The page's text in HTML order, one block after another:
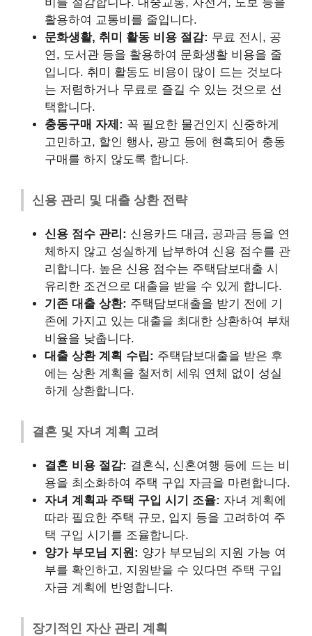
활용하여 교통비를 줄입니다.
문화생활, 취미 활동 비용 절감: 무료 전시, 공
연, 도서관 등을 활용하여 문화생활 비용을 줄
입니다. 취미 활동도 비용이 많이 드는 것보다
는 저렴하거나 무료로 즐길 수 있는 것으로 선
택합니다.
충동구매 자제: 꼭 필요한 물건인지 신중하게
고민하고, 할인 행사, 광고 등에 현혹되어 충동
구매를 하지 않도록 합니다.
신용 관리 및 대출 상환 전략
신용 점수 관리: 신용카드 대금, 공과금 등을 연
체하지 않고 성실하게 납부하여 신용 점수를 관
리합니다. 높은 신용 점수는 주택담보대출 시
유리한 조건으로 대출을 받을 수 있게 합니다.
기존 대출 상환: 주택담보대출을 받기 전에 기
존에 가지고 있는 대출을 최대한 상환하여 부채
비율을 낮춥니다.
대출 상환 계획 수립: 주택담보대출을 받은 후
에는 상환 계획을 철저히 세워 연체 없이 성실
하게 상환합니다.
결혼 및 자녀 계획 고려
결혼 비용 절감: 결혼식, 신혼여행 등에 드는 비
용을 최소화하여 주택 구입 자금을 마련합니다.
자녀 계획과 주택 구입 시기 조율: 자녀 계획에
따라 필요한 주택 규모, 입지 등을 고려하여 주
택 구입 시기를 조율합니다.
양가 부모님 지원: 양가 부모님의 지원 가능 여
부를 확인하고, 지원받을 수 있다면 주택 구입
자금 계획에 반영합니다.
장기적인 자산 관리 계획